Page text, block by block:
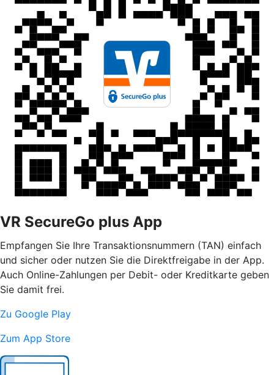
VR SecureGo plus App
Empfangen Sie Ihre Transaktionsnummern (TAN) einfach
und sicher oder nutzen Sie die Direktfreigabe in der App.
Auch Online-Zahlungen per Debit- oder Kreditkarte geben
Sie damit frei.
Zu Google Play
Zum App Store